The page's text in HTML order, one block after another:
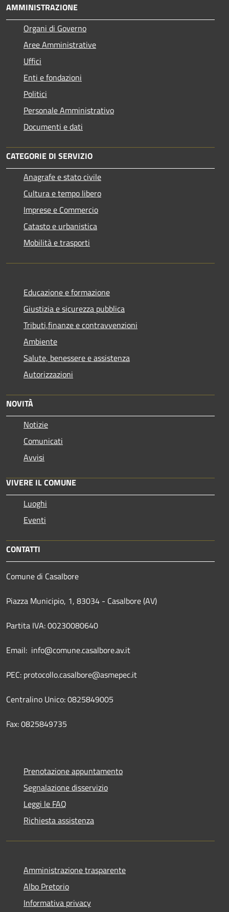
AMMINISTRAZIONE
Organi di Governo
Aree Amministrative
Uffici
Enti e fondazioni
Politici
Personale Amministrativo
Documenti e dati
CATEGORIE DI SERVIZIO
Anagrafe e stato civile
Cultura e tempo libero
Imprese e Commercio
Catasto e urbanistica
Mobilità e trasporti
Educazione e formazione
Giustizia e sicurezza pubblica
Tributi,finanze e contravvenzioni
Ambiente
Salute, benessere e assistenza
Autorizzazioni
NOVITÀ
Notizie
Comunicati
Avvisi
VIVERE IL COMUNE
Luoghi
Eventi
CONTATTI
Comune di Casalbore
Piazza Municipio, 1, 83034 - Casalbore (AV)
Partita IVA: 00230080640
Email: info@comune.casalbore.av.it
PEC: protocollo.casalbore@asmepec.it
Centralino Unico: 0825849005
Fax: 0825849735
Prenotazione appuntamento
Segnalazione disservizio
Leggi le FAQ
Richiesta assistenza
Amministrazione trasparente
Albo Pretorio
Informativa privacy